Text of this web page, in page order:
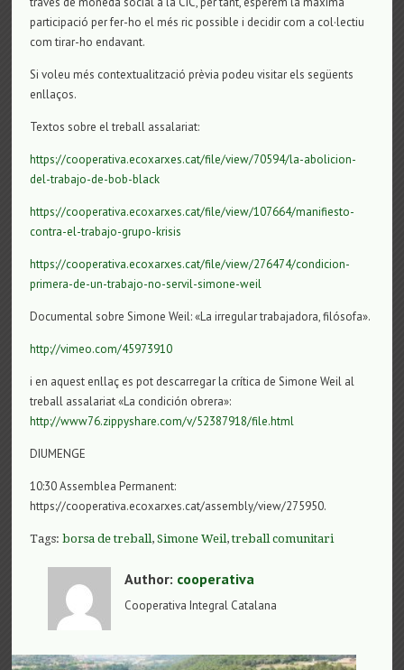
participació per fer-ho el més ric possible i decidir com a col·lectiu
com tirar-ho endavant.
Si voleu més contextualització prèvia podeu visitar els següents
enllaços.
Textos sobre el treball assalariat:
https://cooperativa.ecoxarxes.cat/file/view/70594/la-abolicion-
del-trabajo-de-bob-black
https://cooperativa.ecoxarxes.cat/file/view/107664/manifiesto-
contra-el-trabajo-grupo-krisis
https://cooperativa.ecoxarxes.cat/file/view/276474/condicion-
primera-de-un-trabajo-no-servil-simone-weil
Documental sobre Simone Weil: «La irregular trabajadora, filósofa».
http://vimeo.com/45973910
i en aquest enllaç es pot descarregar la crítica de Simone Weil al
treball assalariat «La condición obrera»:
http://www76.zippyshare.com/v/52387918/file.html
DIUMENGE
10:30 Assemblea Permanent:
https://cooperativa.ecoxarxes.cat/assembly/view/275950.
Tags:borsa de treball ,Simone Weil ,treball comunitari
Author: cooperativa
Cooperativa Integral Catalana